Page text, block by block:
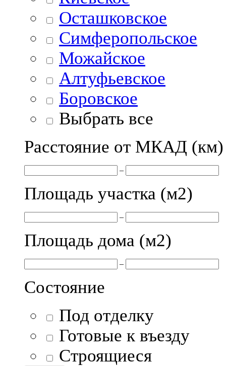
Осташковское
Симферопольское
Можайское
Алтуфьевское
Боровское
Выбрать все
Расстояние от МКАД (км)
–
Площадь участка (м2)
–
Площадь дома (м2)
–
Состояние
Под отделку
Готовые к въезду
Строящиеся